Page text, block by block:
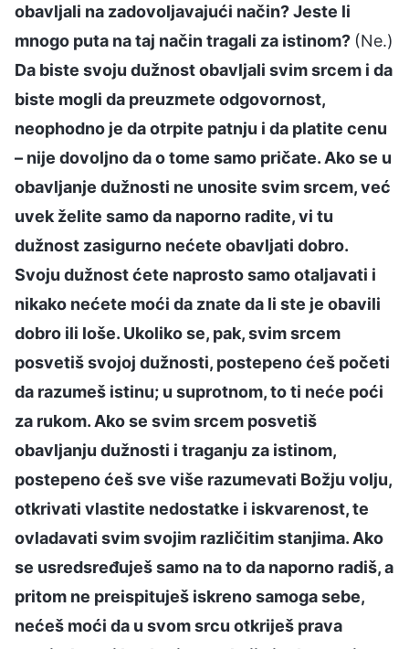
obavljali na zadovoljavajući način? Jeste li
mnogo puta na taj način tragali za istinom? (Ne.)
Da biste svoju dužnost obavljali svim srcem i da
biste mogli da preuzmete odgovornost,
neophodno je da otrpite patnju i da platite cenu
– nije dovoljno da o tome samo pričate. Ako se u
obavljanje dužnosti ne unosite svim srcem, već
uvek želite samo da naporno radite, vi tu
dužnost zasigurno nećete obavljati dobro.
Svoju dužnost ćete naprosto samo otaljavati i
nikako nećete moći da znate da li ste je obavili
dobro ili loše. Ukoliko se, pak, svim srcem
posvetiš svojoj dužnosti, postepeno ćeš početi
da razumeš istinu; u suprotnom, to ti neće poći
za rukom. Ako se svim srcem posvetiš
obavljanju dužnosti i traganju za istinom,
postepeno ćeš sve više razumevati Božju volju,
otkrivati vlastite nedostatke i iskvarenost, te
ovladavati svim svojim različitim stanjima. Ako
se usredsređuješ samo na to da naporno radiš, a
pritom ne preispituješ iskreno samoga sebe,
nećeš moći da u svom srcu otkriješ prava